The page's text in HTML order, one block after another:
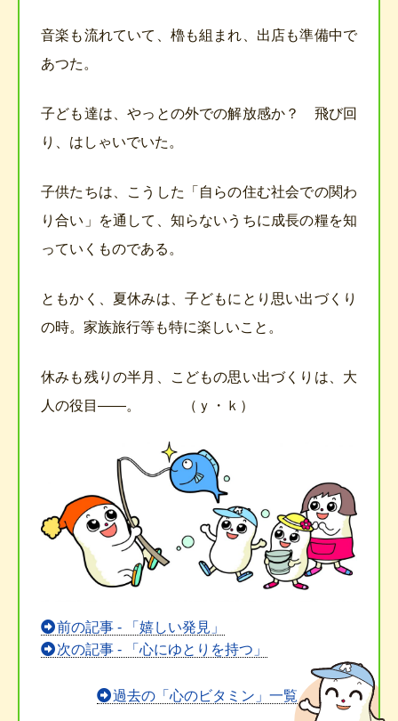
音楽も流れていて、櫓も組まれ、出店も準備中で
あつた。
子ども達は、やっとの外での解放感か？ 飛び回
り、はしゃいでいた。
子供たちは、こうした「自らの住む社会での関わ
り合い」を通して、知らないうちに成長の糧を知
っていくものである。
ともかく、夏休みは、子どもにとり思い出づくり
の時。家族旅行等も特に楽しいこと。
休みも残りの半月、こどもの思い出づくりは、大
人の役目――。 （ｙ・ｋ）
前
後
前の記事 - 「嬉しい発見」
次の記事 - 「心にゆとりを持つ」
過去の「心のビタミン」一覧